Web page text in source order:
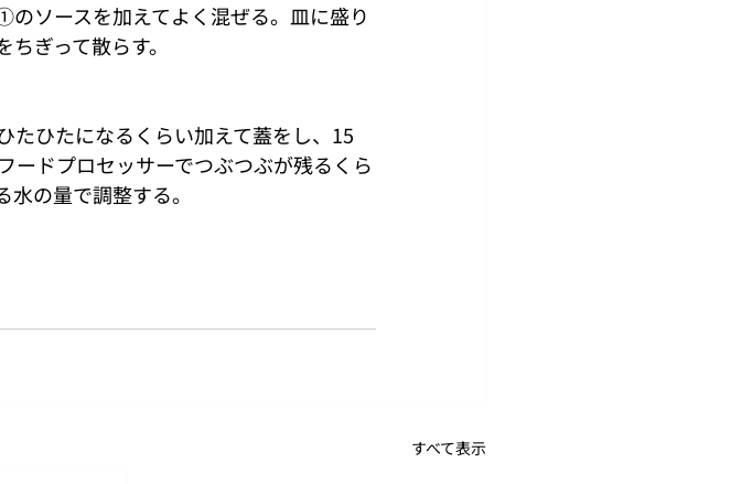
ソースを加えてよく混ぜる。⽫に盛り
ぎって散らす。
たひたになるくらい加えて蓋をし、15
ードプロセッサーでつぶつぶが残るくら
の量で調整する。
すべて表示